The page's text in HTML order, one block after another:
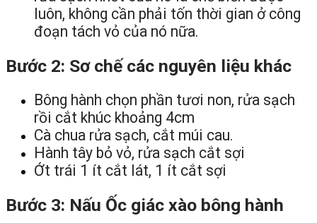
luôn, không cần phải tốn thời gian ở công
đoạn tách vỏ của nó nữa.
Bước 2: Sơ chế các nguyên liệu khác
Bông hành chọn phần tươi non, rửa sạch
rồi cắt khúc khoảng 4cm
Cà chua rửa sạch, cắt múi cau.
Hành tây bỏ vỏ, rửa sạch cắt sợi
Ớt trái 1 ít cắt lát, 1 ít cắt sợi
Bước 3: Nấu Ốc giác xào bông hành